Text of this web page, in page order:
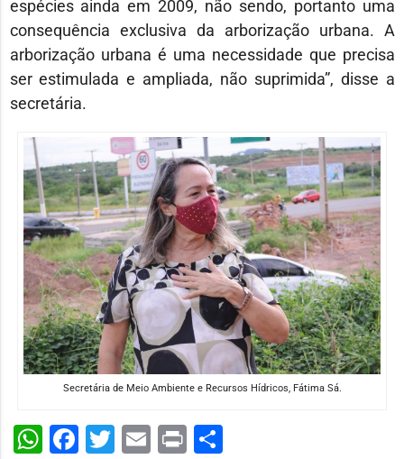
espécies ainda em 2009, não sendo, portanto uma
consequência exclusiva da arborização urbana. A
arborização urbana é uma necessidade que precisa
ser estimulada e ampliada, não suprimida”, disse a
secretária.
Secretária de Meio Ambiente e Recursos Hídricos, Fátima Sá.
WhatsApp
Facebook
Twitter
Email
PrintShare